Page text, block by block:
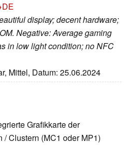
display; decent hardware;
Negative: Average gaming
in low light condition; no NFC
Mittel, Datum: 25.06.2024
Grafikkarte der
/ Clustern (MC1 oder MP1)